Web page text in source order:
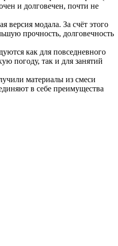
и долговечен, почти не
версия модала. За счёт этого
прочность, долговечность
как для повседневного
погоду, так и для занятий
материалы из смеси
в себе преимущества